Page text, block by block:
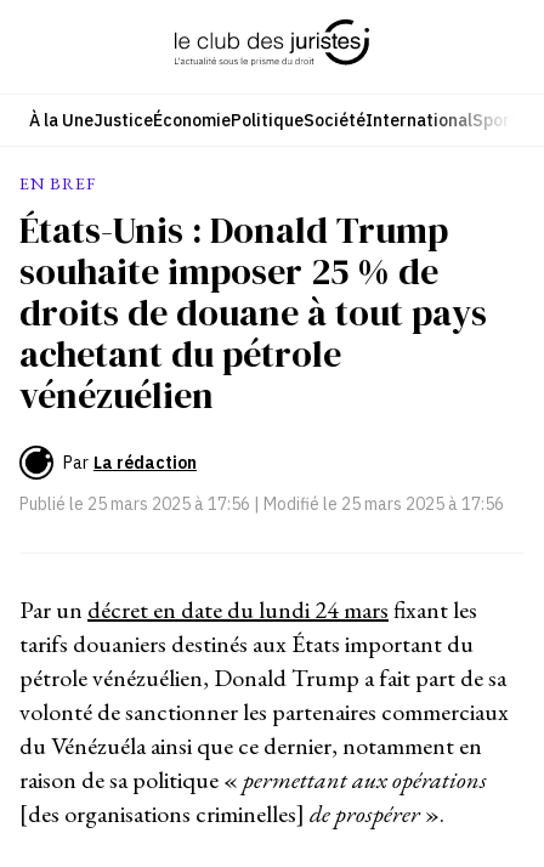
À la UneJusticeÉconomiePolitiqueSociétéInternationalSport
EN BREF
États-Unis : Donald Trump
souhaite imposer 25 % de
droits de douane à tout pays
achetant du pétrole
vénézuélien
Par La rédaction
Publié le 25 mars 2025 à 17:56 | Modifié le 25 mars 2025 à 17:56
Par un décret en date du lundi 24 marsfixant les
tarifs douaniers destinés aux États important du
pétrole vénézuélien, Donald Trump a fait part de sa
volonté de sanctionner les partenaires commerciaux
du Vénézuéla ainsi que ce dernier, notamment en
raison de sa politique «permettant aux opérations
[des organisations criminelles] de prospérer».